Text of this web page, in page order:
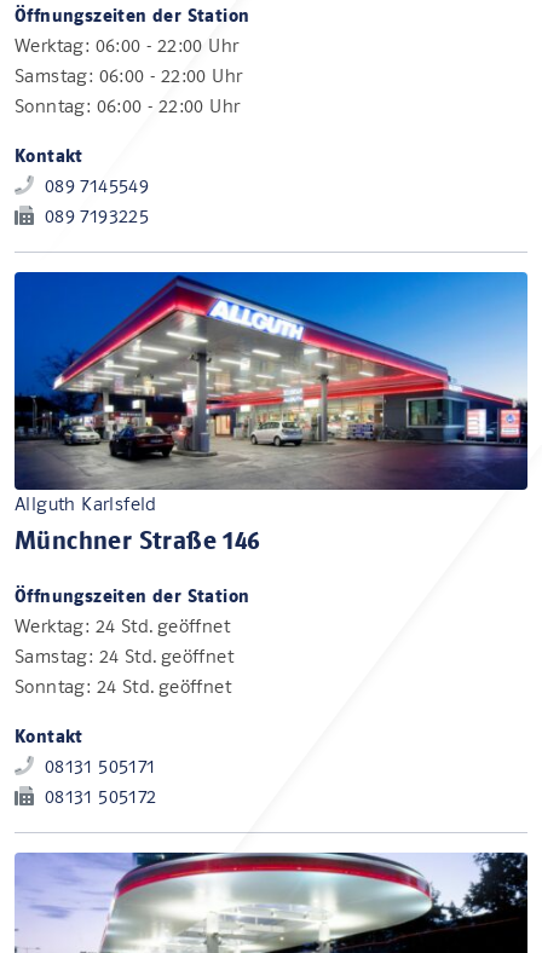
Öffnungszeiten der Station
Werktag: 06:00 - 22:00 Uhr
Samstag: 06:00 - 22:00 Uhr
Sonntag: 06:00 - 22:00 Uhr
Kontakt
089 7145549
089 7193225
Allguth Karlsfeld
Münchner Straße 146
Öffnungszeiten der Station
Werktag: 24 Std. geöffnet
Samstag: 24 Std. geöffnet
Sonntag: 24 Std. geöffnet
Kontakt
08131 505171
08131 505172